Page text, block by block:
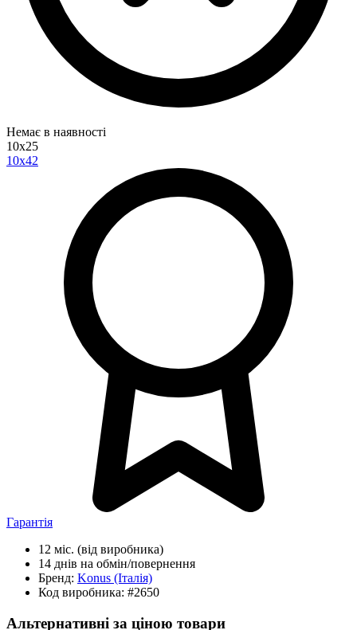
Немає в наявності
10x25
10x42
Гарантія
12 міс. (від виробника)
14 днів на обмін/повернення
Бренд: Konus (Італія)
Код виробника: #2650
Альтернативні за ціною товари